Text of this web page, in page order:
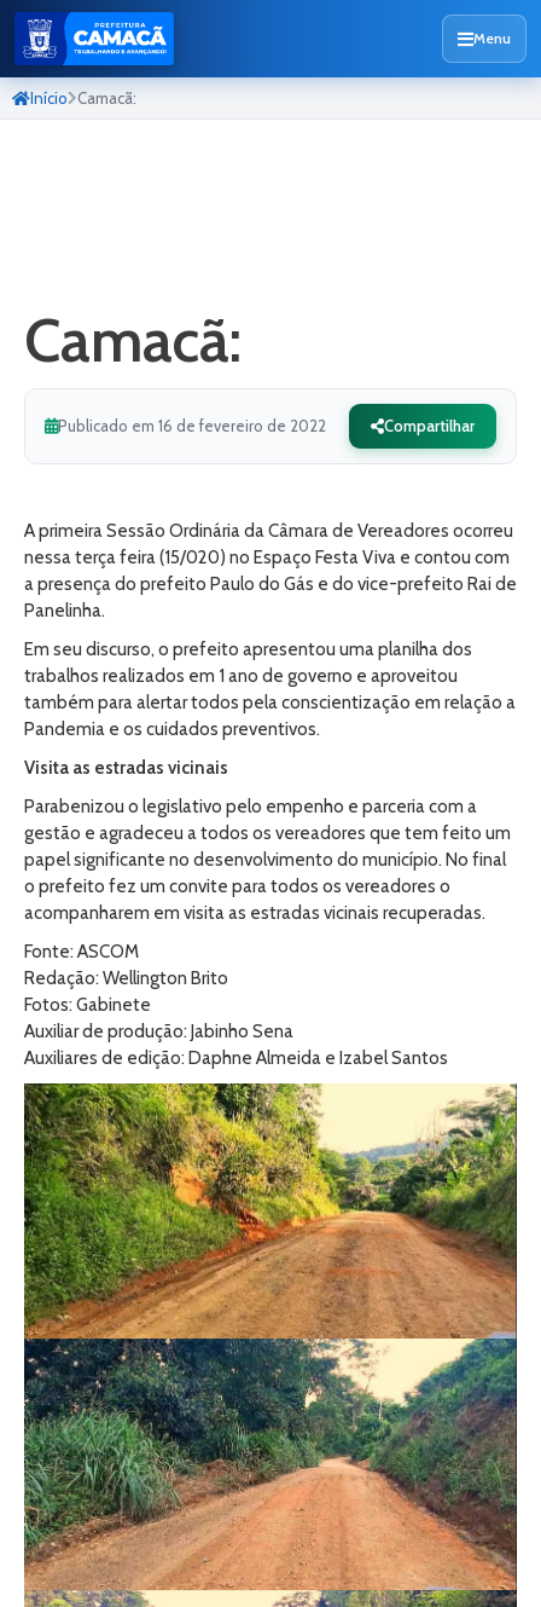
Menu
Início Camacã:
Camacã:
Publicado em 16 de fevereiro de 2022 Compartilhar
A primeira Sessão Ordinária da Câmara de Vereadores ocorreu
nessa terça feira (15/020) no Espaço Festa Viva e contou com
a presença do prefeito Paulo do Gás e do vice-prefeito Rai de
Panelinha.
Em seu discurso, o prefeito apresentou uma planilha dos
trabalhos realizados em 1 ano de governo e aproveitou
também para alertar todos pela conscientização em relação a
Pandemia e os cuidados preventivos.
Visita as estradas vicinais
Parabenizou o legislativo pelo empenho e parceria com a
gestão e agradeceu a todos os vereadores que tem feito um
papel significante no desenvolvimento do município. No final
o prefeito fez um convite para todos os vereadores o
acompanharem em visita as estradas vicinais recuperadas.
Fonte: ASCOM
Redação: Wellington Brito
Fotos: Gabinete
Auxiliar de produção: Jabinho Sena
Auxiliares de edição: Daphne Almeida e Izabel Santos